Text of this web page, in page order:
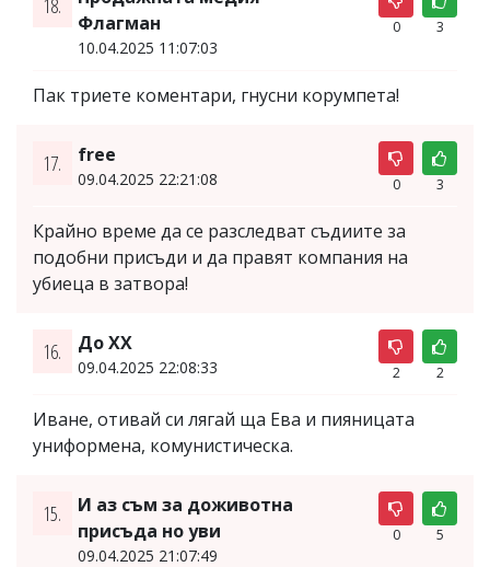
Флагман
10.04.2025 11:07:03
0 3
Пак триете коментари, гнусни корумпета!
17. free
09.04.2025 22:21:08 0 3
Крайно време да се разследват съдиите за
подобни присъди и да правят компания на
убиеца в затвора!
16. До ХХ
09.04.2025 22:08:33 2 2
Иване, отивай си лягай ща Ева и пияницата
униформена, комунистическа.
15.
И аз съм за доживотна
присъда но уви
09.04.2025 21:07:49
0 5